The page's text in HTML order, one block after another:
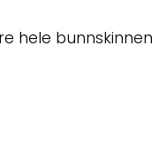
hele bunnskinnen